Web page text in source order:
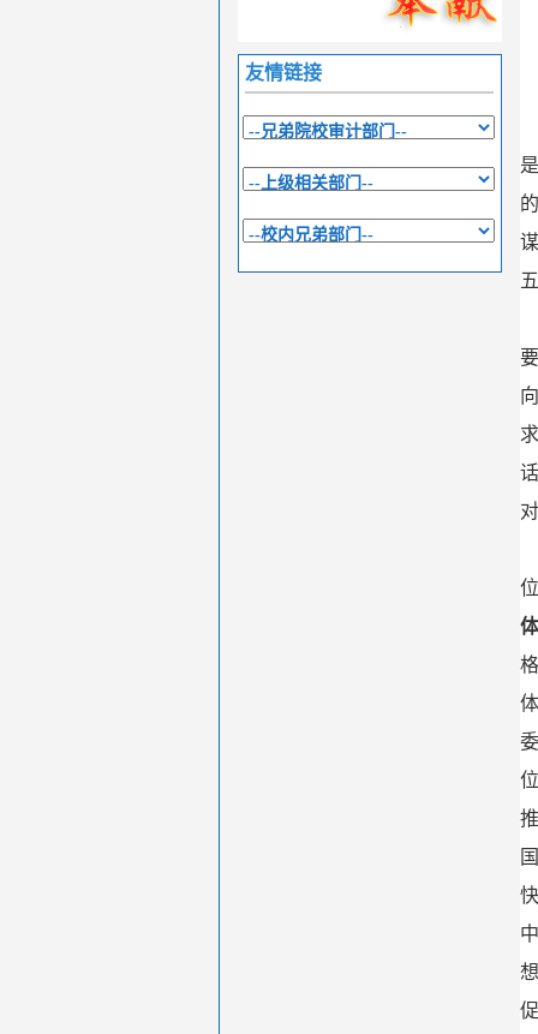
友情链接